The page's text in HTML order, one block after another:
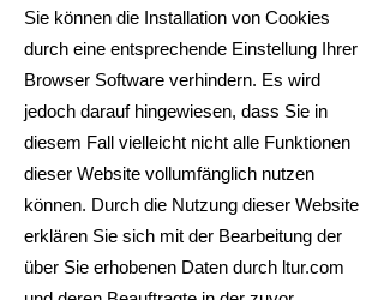
Sie können die Installation von Cookies
durch eine entsprechende Einstellung Ihrer
Browser Software verhindern. Es wird
jedoch darauf hingewiesen, dass Sie in
diesem Fall vielleicht nicht alle Funktionen
dieser Website vollumfänglich nutzen
können. Durch die Nutzung dieser Website
erklären Sie sich mit der Bearbeitung der
über Sie erhobenen Daten durch ltur.com